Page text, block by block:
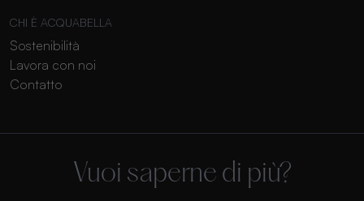
CHI È ACQUABELLA
Sostenibilità
Lavora con noi
Contatto
Vuoi saperne di più?